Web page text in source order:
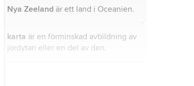
Nya Zeeland är ett land i Oceanien.
karta är en förminskad avbildning av
jordytan eller en del av den.